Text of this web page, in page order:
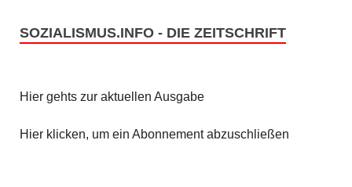
SOZIALISMUS.INFO - DIE ZEITSCHRIFT
Hier gehts zur aktuellen Ausgabe
Hier klicken, um ein Abonnement abzuschließen